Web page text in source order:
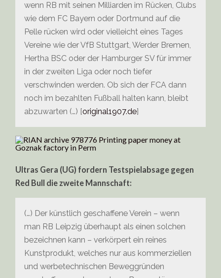
wenn RB mit seinen Milliarden im Rücken, Clubs
wie dem FC Bayern oder Dortmund auf die
Pelle rücken wird oder vielleicht eines Tages
Vereine wie der VfB Stuttgart, Werder Bremen,
Hertha BSC oder der Hamburger SV für immer
in der zweiten Liga oder noch tiefer
verschwinden werden. Ob sich der FCA dann
noch im bezahlten Fußball halten kann, bleibt
abzuwarten (…) [original1907.de]
Ultras Gera (UG) fordern Testspielabsage gegen
Red Bull die zweite Mannschaft:
(…) Der künstlich geschaffene Verein – wenn
man RB Leipzig überhaupt als einen solchen
bezeichnen kann – verkörpert ein reines
Kunstprodukt, welches nur aus kommerziellen
und werbetechnischen Beweggründen